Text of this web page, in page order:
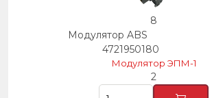
8
Модулятор ABS
4721950180
Модулятор ЭПМ-1
2